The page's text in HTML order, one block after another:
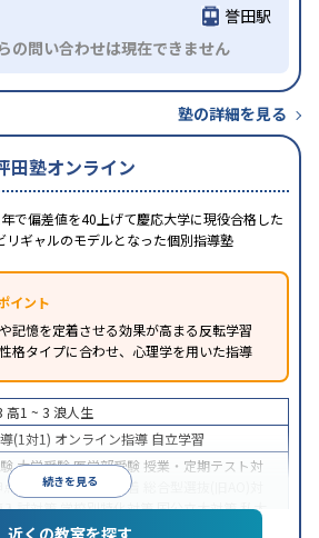
誉田駅
の問い合わせは現在できません
塾の詳細を見る
田塾オンライン
で偏差値を40上げて慶応大学に現役合格した
リギャルのモデルとなった個別指導塾
イント
記憶を定着させる効果が高まる反転学習
格タイプに合わせ、心理学を用いた指導
続きを見る
高1 ~ 3 浪人生
(1対1) オンライン指導 自立学習
大学受験医学部受験 授業・定期テスト対
点対策学習習慣の定着
入試対策学校別特化対策国公立大対策私大
共通テスト対策英検(英語検定)対策